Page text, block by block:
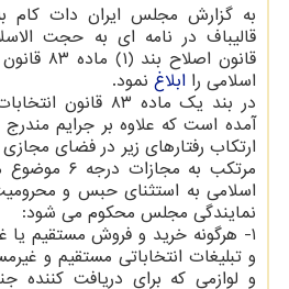
به گزارش مجلس ایران دات کام
قالیباف در نامه ای به حجت
قانون اصلاح بند (۱) ماده ۸۳ قانون
اسلامی را ابلاغ نمود.
در بند یک ماده ۸۳
آمده است که علاوه بر جرایم مندرج
ارتکاب رفتارهای زیر در فضای
اسلامی به استثنای حبس و
نمایندگی مجلس محکوم می شود:
۱- هرگونه خرید و فروش مستقیم یا
و تبلیغات انتخاباتی مستقیم و
و لوازمی که برای دریافت کننده